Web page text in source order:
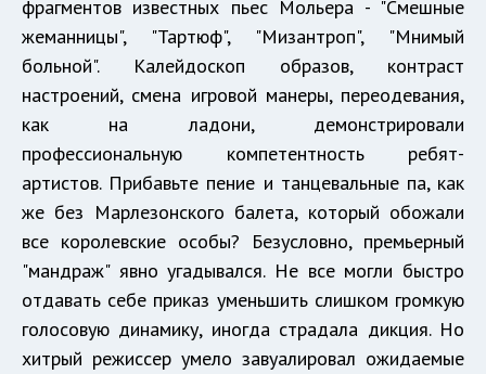
фрагментов известных пьес Мольера - "Смешные
жеманницы", "Тартюф", "Мизантроп", "Мнимый
больной". Калейдоскоп образов, контраст
настроений, смена игровой манеры, переодевания,
как на ладони, демонстрировали
профессиональную компетентность ребят-
артистов. Прибавьте пение и танцевальные па, как
же без Марлезонского балета, который обожали
все королевские особы? Безусловно, премьерный
"мандраж" явно угадывался. Не все могли быстро
отдавать себе приказ уменьшить слишком громкую
голосовую динамику, иногда страдала дикция. Но
хитрый режиссер умело завуалировал ожидаемые